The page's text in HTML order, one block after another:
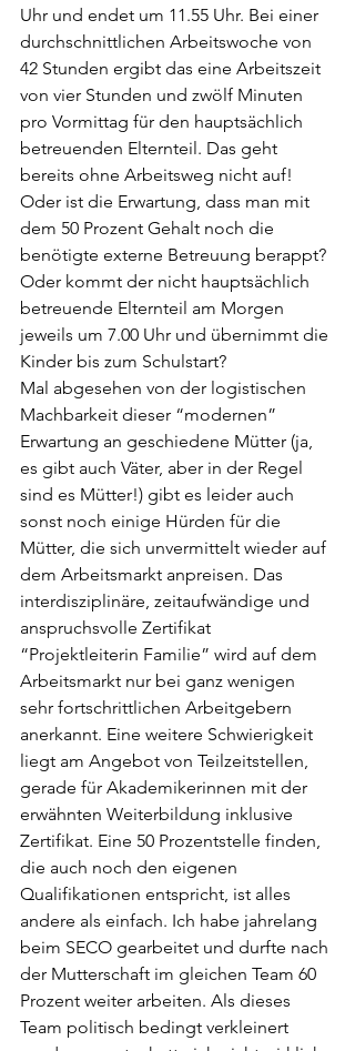
Uhr und endet um 11.55 Uhr. Bei einer
durchschnittlichen Arbeitswoche von
42 Stunden ergibt das eine Arbeitszeit
von vier Stunden und zwölf Minuten
pro Vormittag für den hauptsächlich
betreuenden Elternteil. Das geht
bereits ohne Arbeitsweg nicht auf!
Oder ist die Erwartung, dass man mit
dem 50 Prozent Gehalt noch die
benötigte externe Betreuung berappt?
Oder kommt der nicht hauptsächlich
betreuende Elternteil am Morgen
jeweils um 7.00 Uhr und übernimmt die
Kinder bis zum Schulstart?
Mal abgesehen von der logistischen
Machbarkeit dieser “modernen”
Erwartung an geschiedene Mütter (ja,
es gibt auch Väter, aber in der Regel
sind es Mütter!) gibt es leider auch
sonst noch einige Hürden für die
Mütter, die sich unvermittelt wieder auf
dem Arbeitsmarkt anpreisen. Das
interdisziplinäre, zeitaufwändige und
anspruchsvolle Zertifikat
“Projektleiterin Familie” wird auf dem
Arbeitsmarkt nur bei ganz wenigen
sehr fortschrittlichen Arbeitgebern
anerkannt. Eine weitere Schwierigkeit
liegt am Angebot von Teilzeitstellen,
gerade für Akademikerinnen mit der
erwähnten Weiterbildung inklusive
Zertifikat. Eine 50 Prozentstelle finden,
die auch noch den eigenen
Qualifikationen entspricht, ist alles
andere als einfach. Ich habe jahrelang
beim SECO gearbeitet und durfte nach
der Mutterschaft im gleichen Team 60
Prozent weiter arbeiten. Als dieses
Team politisch bedingt verkleinert